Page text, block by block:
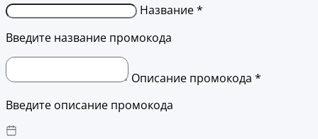
Название *
Введите название промокода
Описание промокода *
Введите описание промокода